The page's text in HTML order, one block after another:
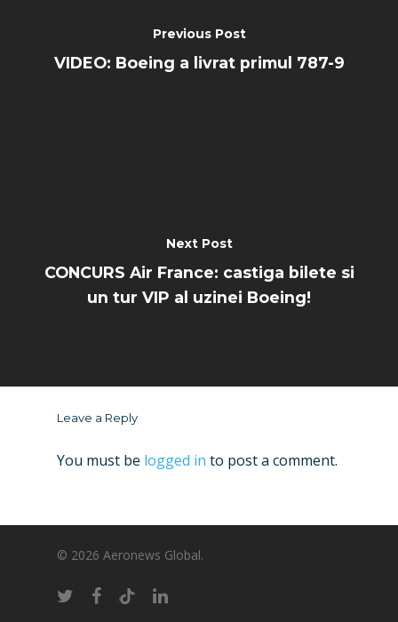
Previous Post
VIDEO: Boeing a livrat primul 787-9
Next Post
CONCURS Air France: castiga bilete si
un tur VIP al uzinei Boeing!
Leave a Reply
You must be logged in to post a comment.
© 2026 Aeronews Global.